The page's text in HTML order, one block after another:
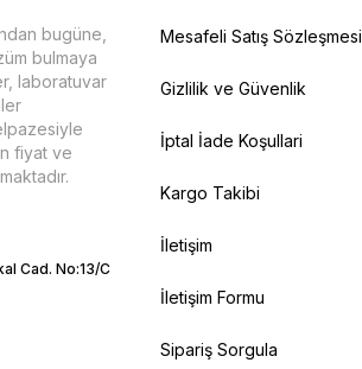
bugüne,
bulmaya
laboratuvar
fiyat ve
Cad. No:13/C
Mesafeli Satış Sözleşmesi
Gizlilik ve Güvenlik
İptal İade Koşullari
Kargo Takibi
İletişim
İletişim Formu
Sipariş Sorgula